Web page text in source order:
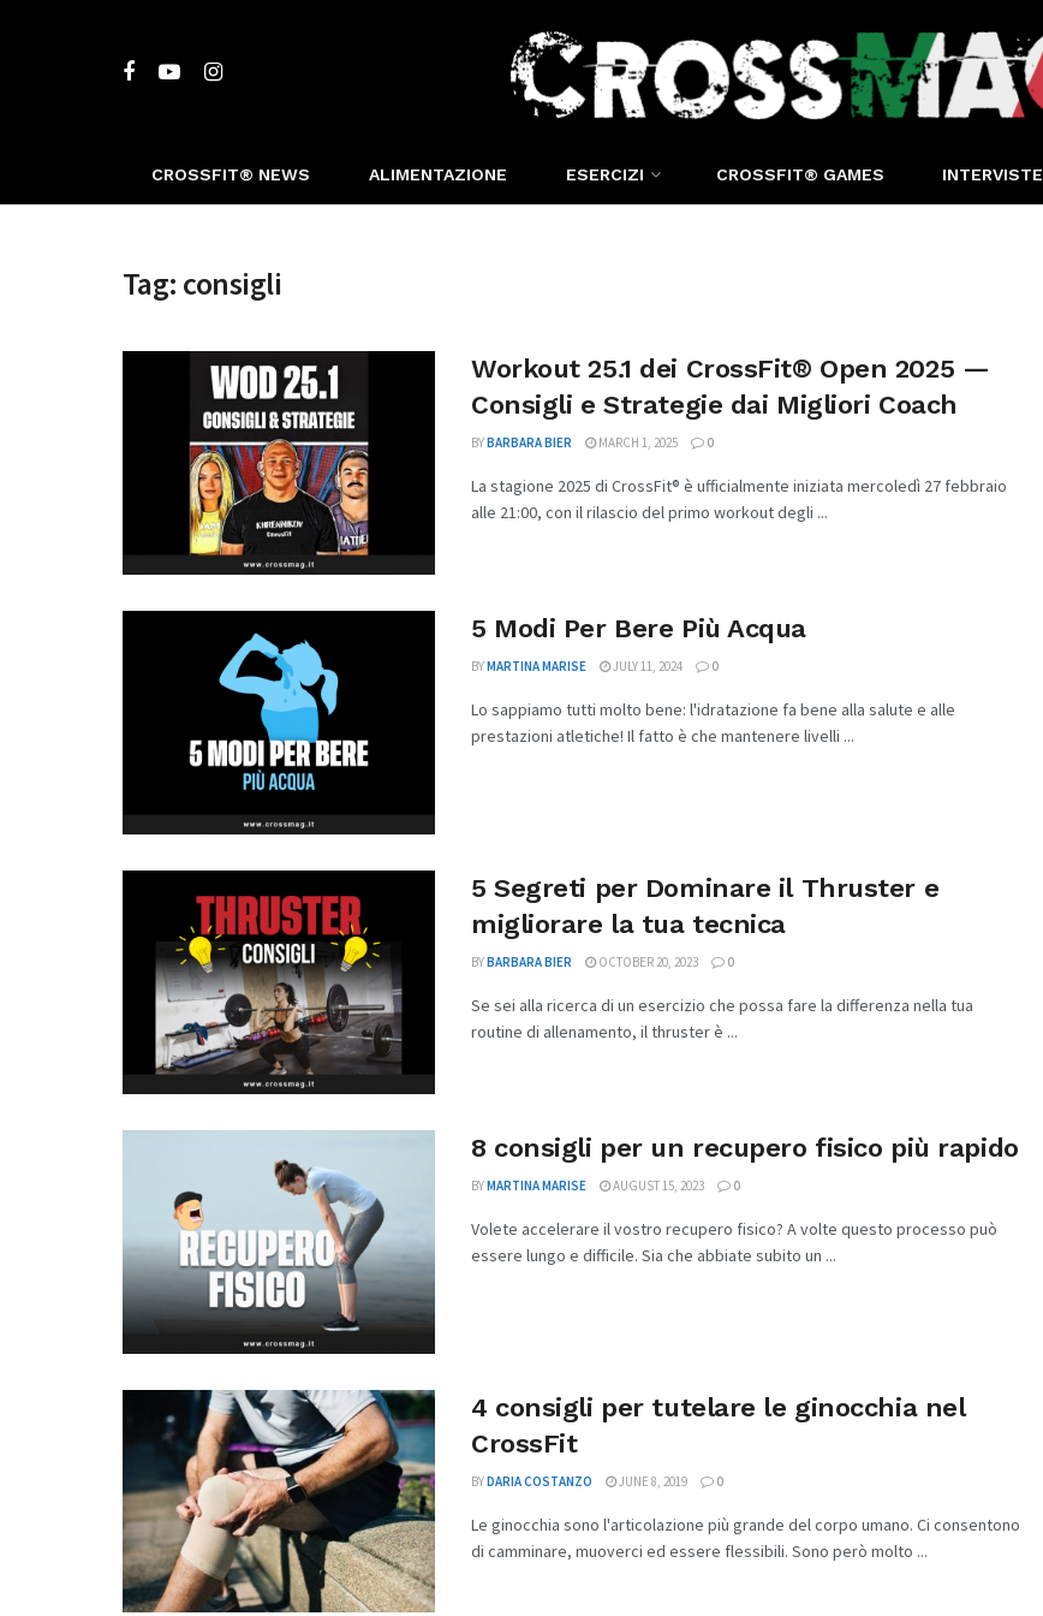
CROSSFIT® NEWS ALIMENTAZIONE ESERCIZI CROSSFIT® GAMES INTERVISTE
Tag: consigli
Workout 25.1 dei CrossFit® Open 2025 —
Consigli e Strategie dai Migliori Coach
BYBARBARA BIER MARCH 1, 2025 0
La stagione 2025 di CrossFit® è ufficialmente iniziata mercoledì 27 febbraio
alle 21:00, con il rilascio del primo workout degli ...
5 Modi Per Bere Più Acqua
BYMARTINA MARISE JULY 11, 2024 0
Lo sappiamo tutti molto bene: l'idratazione fa bene alla salute e alle
prestazioni atletiche! Il fatto è che mantenere livelli ...
5 Segreti per Dominare il Thruster e
migliorare la tua tecnica
BYBARBARA BIER OCTOBER 20, 2023 0
Se sei alla ricerca di un esercizio che possa fare la differenza nella tua
routine di allenamento, il thruster è ...
8 consigli per un recupero fisico più rapido
BYMARTINA MARISE AUGUST 15, 2023 0
Volete accelerare il vostro recupero fisico? A volte questo processo può
essere lungo e difficile. Sia che abbiate subito un ...
4 consigli per tutelare le ginocchia nel
CrossFit
BYDARIA COSTANZO JUNE 8, 2019 0
Le ginocchia sono l'articolazione più grande del corpo umano. Ci consentono
di camminare, muoverci ed essere flessibili. Sono però molto ...